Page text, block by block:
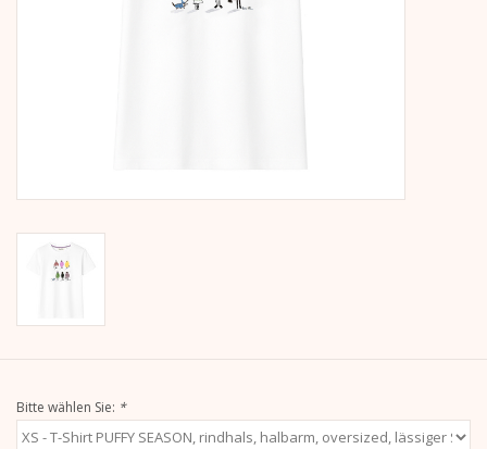
Kera Till X THERESIENTHAL
Bitte wählen Sie: *